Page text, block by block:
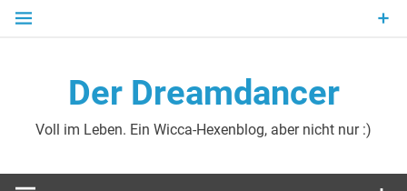
Zum
Der Dreamdancer
Voll im Leben. Ein Wicca-Hexenblog, aber nicht nur :)